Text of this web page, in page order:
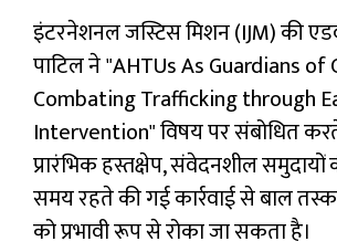
इंटरनेशनल जस्टिस मिशन (IJM) की
पाटिल ने "AHTUs As Guardians of
Combating Trafficking through
Intervention" विषय पर संबोधित
प्रारंभिक हस्तक्षेप, संवेदनशील
समय रहते की गई कार्रवाई से बाल
को प्रभावी रूप से रोका जा सकता है।